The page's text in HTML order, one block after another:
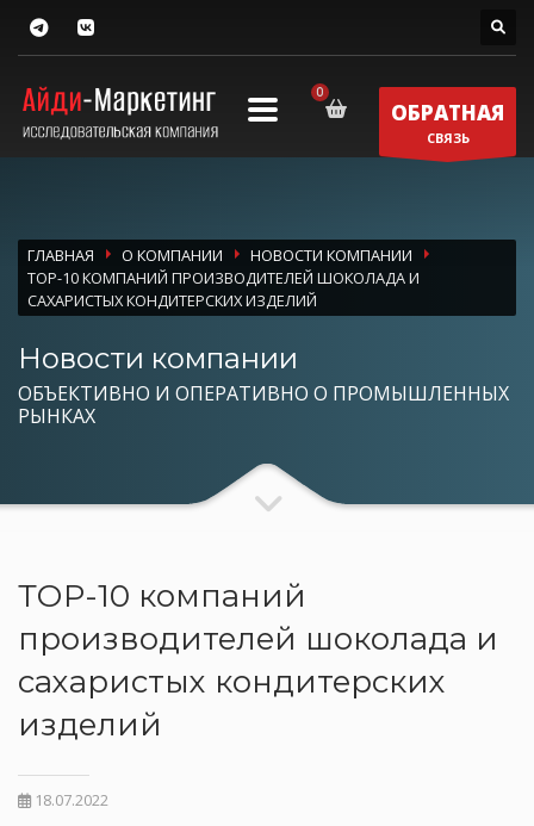
ОБРАТНАЯ
СВЯЗЬ
ГЛАВНАЯ О КОМПАНИИ
НОВОСТИ КОМПАНИИ
ТОР-10 КОМПАНИЙ ПРОИЗВОДИТЕЛЕЙ ШОКОЛАДА И
САХАРИСТЫХ КОНДИТЕРСКИХ ИЗДЕЛИЙ
Новости компании
ОБЪЕКТИВНО И ОПЕРАТИВНО О ПРОМЫШЛЕННЫХ
РЫНКАХ
ТОР-10 компаний
производителей шоколада и
сахаристых кондитерских
изделий
18.07.2022